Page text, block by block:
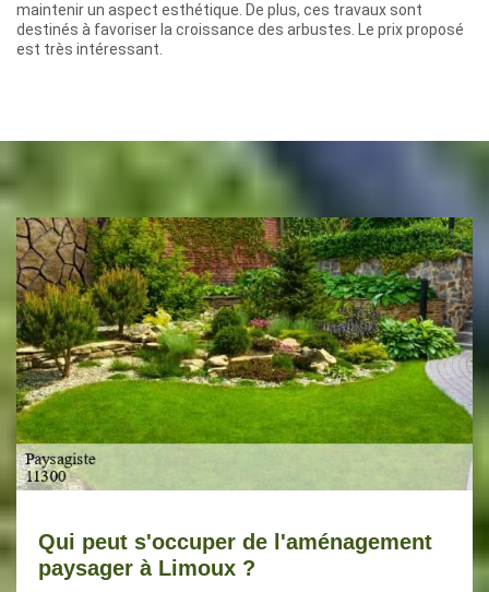
maintenir un aspect esthétique. De plus, ces travaux sont
destinés à favoriser la croissance des arbustes. Le prix proposé
est très intéressant.
Qui peut s'occuper de l'aménagement
paysager à Limoux ?